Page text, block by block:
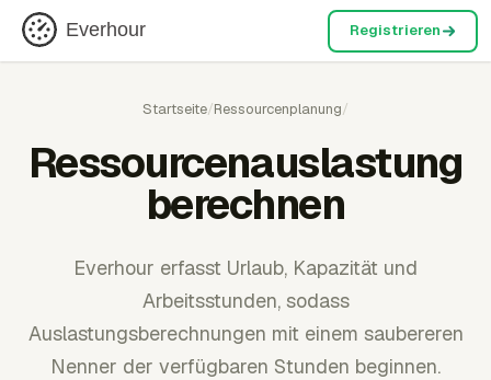
Everhour Registrieren
Startseite/Ressourcenplanung/
Ressourcenauslastung
berechnen
Everhour erfasst Urlaub, Kapazität und
Arbeitsstunden, sodass
Auslastungsberechnungen mit einem saubereren
Nenner der verfügbaren Stunden beginnen.